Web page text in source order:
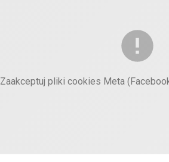
Zaakceptuj pliki cookies Meta